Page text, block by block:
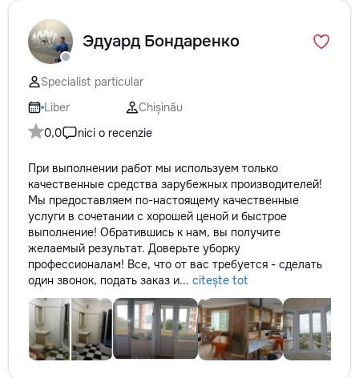
Эдуард Бондаренко
Specialist particular
Liber
Chișinău
0,0
nici o recenzie
При выполнении работ мы используем только
качественные средства зарубежных производителей!
Мы предоставляем по-настоящему качественные
услуги в сочетании с хорошей ценой и быстрое
выполнение! Обратившись к нам, вы получите
желаемый результат. Доверьте уборку
профессионалам! Все, что от вас требуется - сделать
один звонок, подать заказ и... citește tot